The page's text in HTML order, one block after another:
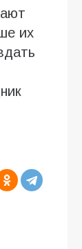
их